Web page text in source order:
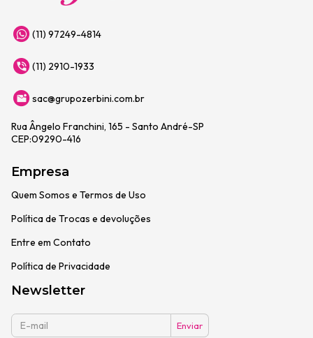
(11) 97249-4814
(11) 2910-1933
sac@grupozerbini.com.br
Rua Ângelo Franchini, 165 - Santo André-SP
CEP:09290-416
Empresa
Quem Somos e Termos de Uso
Política de Trocas e devoluções
Entre em Contato
Política de Privacidade
Newsletter